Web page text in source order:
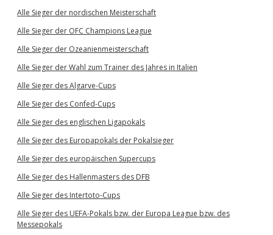
Alle Sieger der nordischen Meisterschaft
Alle Sieger der OFC Champions League
Alle Sieger der Ozeanienmeisterschaft
Alle Sieger der Wahl zum Trainer des Jahres in Italien
Alle Sieger des Algarve-Cups
Alle Sieger des Confed-Cups
Alle Sieger des englischen Ligapokals
Alle Sieger des Europapokals der Pokalsieger
Alle Sieger des europäischen Supercups
Alle Sieger des Hallenmasters des DFB
Alle Sieger des Intertoto-Cups
Alle Sieger des UEFA-Pokals bzw. der Europa League bzw. des
Messepokals